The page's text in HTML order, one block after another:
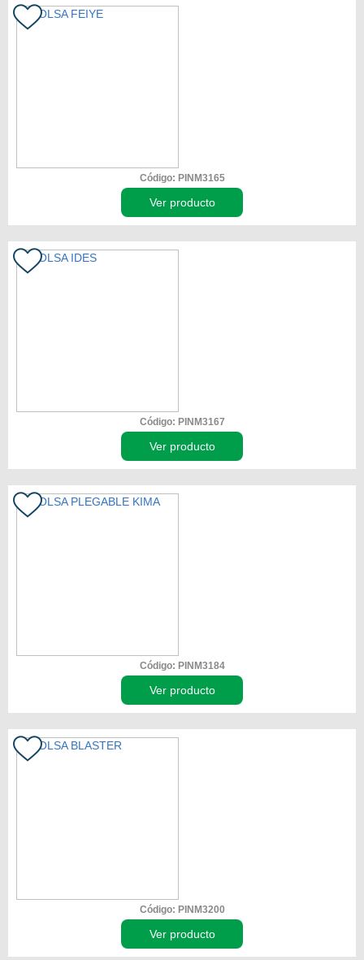
Código: PINM3165
Ver producto
Código: PINM3167
Ver producto
Código: PINM3184
Ver producto
Código: PINM3200
Ver producto